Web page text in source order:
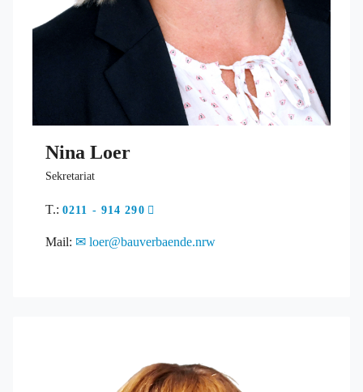
Nina Loer
Sekretariat
T.: 0211 - 914 290
Mail: loer@bauverbaende.nrw